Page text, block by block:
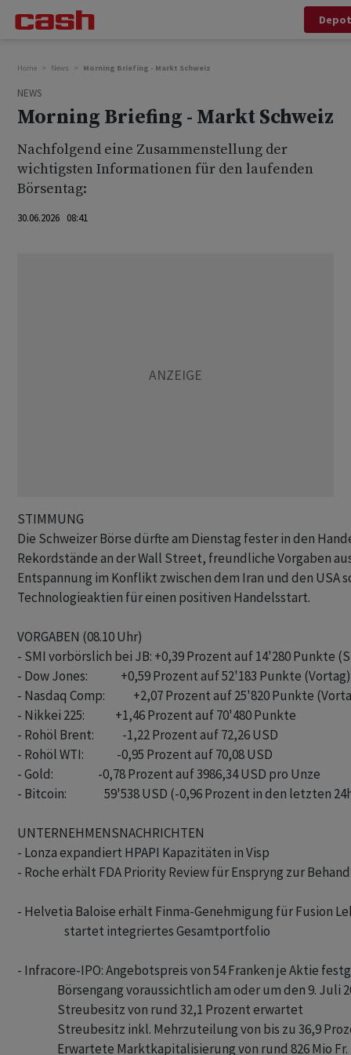
Depot
Home News Morning Briefing - Markt Schweiz
NEWS
Morning Briefing - Markt Schweiz
Nachfolgend eine Zusammenstellung der
wichtigsten Informationen für den laufenden
Börsentag:
30.06.2026 08:41
STIMMUNG
Die Schweizer Börse dürfte am Dienstag fester in den
Rekordstände an der Wall Street, freundliche Vorgaben
Entspannung im Konflikt zwischen dem Iran und den USA
Technologieaktien für einen positiven Handelsstart.
VORGABEN (08.10 Uhr)
- SMI vorbörslich bei JB: +0,39 Prozent auf 14'280 Punkte
- Dow Jones:              +0,59 Prozent auf 52'183 Punkte (Vortag)
- Nasdaq Comp:            +2,07 Prozent auf 25'820 Punkte
- Nikkei 225:             +1,46 Prozent auf 70'480 Punkte
- Rohöl Brent:            -1,22 Prozent auf 72,26 USD
- Rohöl WTI:              -0,95 Prozent auf 70,08 USD
- Gold:                   -0,78 Prozent auf 3986,34 USD pro Unze
- Bitcoin:                59'538 USD (-0,96 Prozent in den letzten
UNTERNEHMENSNACHRICHTEN
- Lonza expandiert HPAPI Kapazitäten in Visp
- Roche erhält FDA Priority Review für Enspryng zur
- Helvetia Baloise erhält Finma-Genehmigung für Fusion
                    startet integriertes Gesamtportfolio
- Infracore-IPO: Angebotspreis von 54 Franken je Aktie
Börsengang voraussichtlich am oder um den 9. Juli
                 Streubesitz von rund 32,1 Prozent erwartet
Streubesitz inkl. Mehrzuteilung von bis zu 36,9
                 Erwartete Marktkapitalisierung von rund 826 Mio Fr.